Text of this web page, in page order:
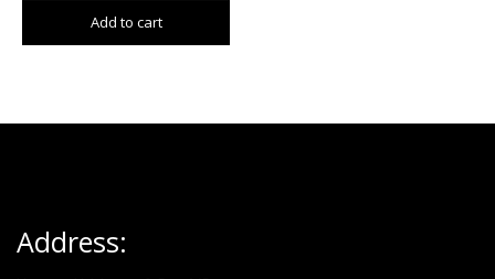
Add to cart
Address: